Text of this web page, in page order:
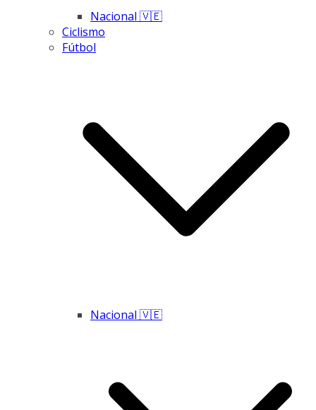
Nacional 🇻🇪
Ciclismo
Fútbol
Nacional 🇻🇪